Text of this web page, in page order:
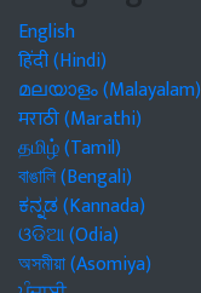
English
हिंदी (Hindi)
മലയാളം (Malayalam)
मराठी (Marathi)
தமிழ் (Tamil)
বাঙালি (Bengali)
ಕನ್ನಡ (Kannada)
ଓଡିଆ (Odia)
অসমীয়া (Asomiya)